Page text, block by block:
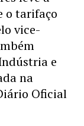
o tarifaço
vice-
e
na
Oficial